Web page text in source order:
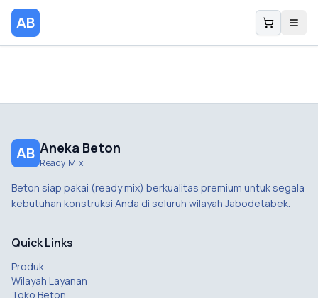
AB
AB Aneka Beton
Ready Mix
Beton siap pakai (ready mix) berkualitas premium untuk segala
kebutuhan konstruksi Anda di seluruh wilayah Jabodetabek.
Quick Links
Produk
Wilayah Layanan
Toko Beton